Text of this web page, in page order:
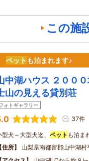
この施
ペット も泊まれます♪
中湖ハウス ２００
山の見える貸別荘
ォトギャラリー
37件
型犬～大型犬迄、 ペット も泊ま
住所
山梨県南都留郡山中湖